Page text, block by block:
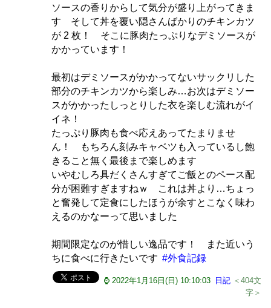
ソースの香りからして気分が盛り上がってきま
す そして丼を覆い隠さんばかりのチキンカツ
が 2 枚！ そこに豚肉たっぷりなデミソースが
かかっています！
最初はデミソースがかかってないサックリした
部分のチキンカツから楽しみ…お次はデミソー
スがかかったしっとりした衣を楽しむ流れがイ
イネ！
たっぷり豚肉も食べ応えあってたまりませ
ん！ もちろん刻みキャベツも入っているし飽
きること無く最後まで楽しめます
いやむしろ具だくさんすぎてご飯とのペース配
分が困難すぎますねｗ これは丼より…ちょっ
と奮発して定食にしたほうが余すとこなく味わ
えるのかなーって思いました
期間限定なのが惜しい逸品です！ また近いう
ちに食べに行きたいです #外食記録
⌚ 2022年1月16日(日) 10:10:03 日記 ＜404文
字＞